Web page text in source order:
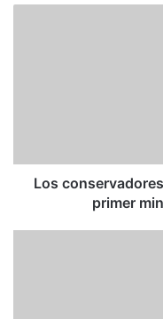
ministro
Los
primer